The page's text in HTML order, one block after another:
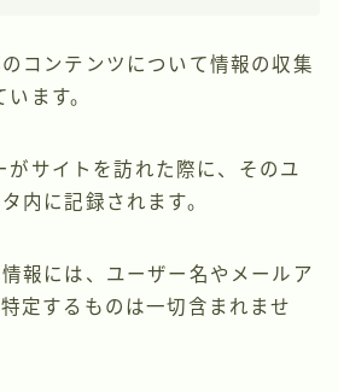
コンテンツについて情報の収集
ます。
サイトを訪れた際に、そのユ
内に記録されます。
報には、ユーザー名やメールア
定するものは一切含まれませ